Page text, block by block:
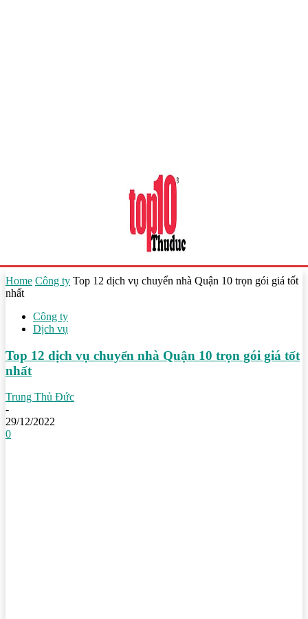
Home Công ty Top 12 dịch vụ chuyển nhà Quận 10 trọn gói giá tốt
nhất
Công ty
Dịch vụ
Top 12 dịch vụ chuyển nhà Quận 10 trọn gói giá tốt
nhất
Trung Thủ Đức
-
29/12/2022
0